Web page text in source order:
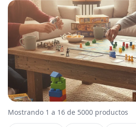
Mostrando 1 a 16 de 5000 productos